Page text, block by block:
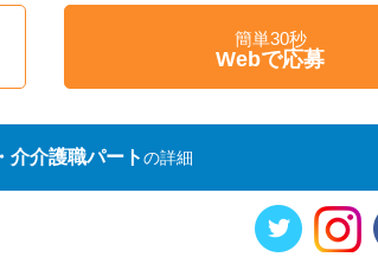
簡単30秒
Webで応募
介介護職パートの詳細